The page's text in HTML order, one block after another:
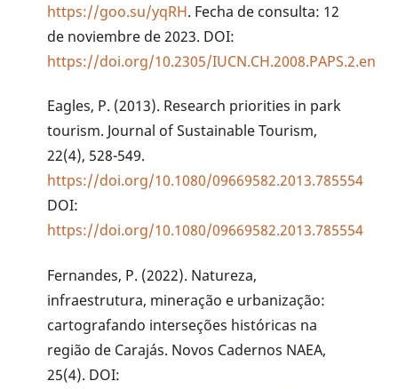
https://goo.su/yqRH. Fecha de consulta: 12
de noviembre de 2023. DOI:
https://doi.org/10.2305/IUCN.CH.2008.PAPS.2.en
Eagles, P. (2013). Research priorities in park
tourism. Journal of Sustainable Tourism,
22(4), 528-549.
https://doi.org/10.1080/09669582.2013.785554
DOI:
https://doi.org/10.1080/09669582.2013.785554
Fernandes, P. (2022). Natureza,
infraestrutura, mineração e urbanização:
cartografando interseções históricas na
região de Carajás. Novos Cadernos NAEA,
25(4). DOI: